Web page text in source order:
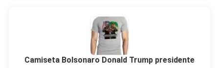
Camiseta Bolsonaro Donald Trump presidente